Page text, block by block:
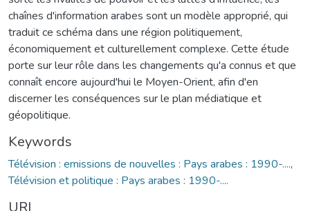
chaînes d'information arabes sont un modèle approprié, qui
traduit ce schéma dans une région politiquement,
économiquement et culturellement complexe. Cette étude
porte sur leur rôle dans les changements qu'a connus et que
connaît encore aujourd'hui le Moyen-Orient, afin d'en
discerner les conséquences sur le plan médiatique et
géopolitique.
Keywords
Télévision : emissions de nouvelles : Pays arabes : 1990-....,
Télévision et politique : Pays arabes : 1990-....
URI